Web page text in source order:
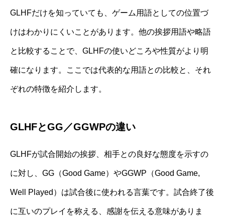
GLHFだけを知っていても、ゲーム用語としての位置づ
けはわかりにくいことがあります。他の挨拶用語や略語
と比較することで、GLHFの使いどころや性質がより明
確になります。ここでは代表的な用語との比較と、それ
ぞれの特徴を紹介します。
GLHFとGG／GGWPの違い
GLHFが試合開始の挨拶、相手との良好な態度を示すの
に対し、GG（Good Game）やGGWP（Good Game,
Well Played）は試合後に使われる言葉です。試合終了後
に互いのプレイを称える、感謝を伝える意味がありま